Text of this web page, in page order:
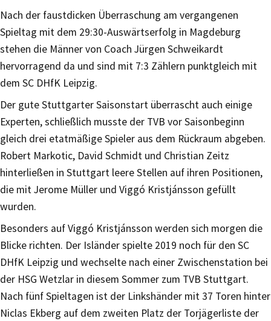
Nach der faustdicken Überraschung am vergangenen
Spieltag mit dem 29:30-Auswärtserfolg in Magdeburg
stehen die Männer von Coach Jürgen Schweikardt
hervorragend da und sind mit 7:3 Zählern punktgleich mit
dem SC DHfK Leipzig.
Der gute Stuttgarter Saisonstart überrascht auch einige
Experten, schließlich musste der TVB vor Saisonbeginn
gleich drei etatmäßige Spieler aus dem Rückraum abgeben.
Robert Markotic, David Schmidt und Christian Zeitz
hinterließen in Stuttgart leere Stellen auf ihren Positionen,
die mit Jerome Müller und Viggó Kristjánsson gefüllt
wurden.
Besonders auf Viggó Kristjánsson werden sich morgen die
Blicke richten. Der Isländer spielte 2019 noch für den SC
DHfK Leipzig und wechselte nach einer Zwischenstation bei
der HSG Wetzlar in diesem Sommer zum TVB Stuttgart.
Nach fünf Spieltagen ist der Linkshänder mit 37 Toren hinter
Niclas Ekberg auf dem zweiten Platz der Torjägerliste der